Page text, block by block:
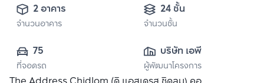
2 อาคาร
จำนวนอาคาร
24 ชั้น
จำนวนชั้น
75
ที่จอดรถ
บริษัท เอพี (ไทย
แลนด์)
ผู้พัฒนาโครงการ